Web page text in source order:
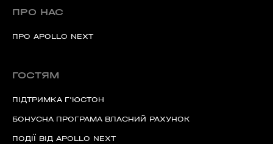
ПРО НАС
ПРО APOLLO NEXT
ГОСТЯМ
ПІДТРИМКА Г'ЮСТОН
БОНУСНА ПРОГРАМА ВЛАСНИЙ РАХУНОК
ПОДІЇ ВІД APOLLO NEXT